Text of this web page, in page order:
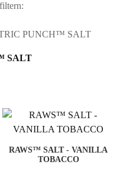
PUNCH™ SALT
SALT
RAWS™ SALT - VANILLA
TOBACCO